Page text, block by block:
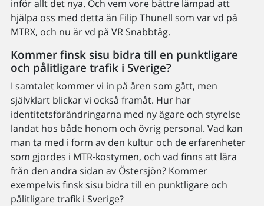
inför allt det nya. Och vem vore bättre lämpad att
hjälpa oss med detta än Filip Thunell som var vd på
MTRX, och nu är vd på VR Snabbtåg.
Kommer finsk sisu bidra till en punktligare
och pålitligare trafik i Sverige?
I samtalet kommer vi in på åren som gått, men
självklart blickar vi också framåt. Hur har
identitetsförändringarna med ny ägare och styrelse
landat hos både honom och övrig personal. Vad kan
man ta med i form av den kultur och de erfarenheter
som gjordes i MTR-kostymen, och vad finns att lära
från den andra sidan av Östersjön? Kommer
exempelvis finsk sisu bidra till en punktligare och
pålitligare trafik i Sverige?